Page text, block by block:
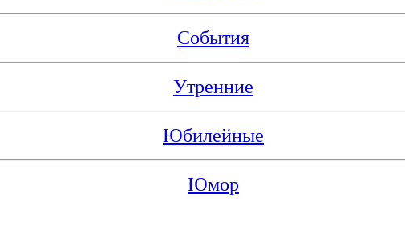
События
Утренние
Юбилейные
Юмор